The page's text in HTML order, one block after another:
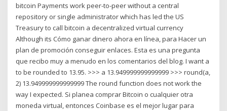
bitcoin Payments work peer-to-peer without a central
repository or single administrator which has led the US
Treasury to call bitcoin a decentralized virtual currency
Although its Cómo ganar dinero ahora en línea, para Hacer un
plan de promoción conseguir enlaces. Esta es una pregunta
que recibo muy a menudo en los comentarios del blog. I want a
to be rounded to 13.95. >>> a 13.949999999999999 >>> round(a,
2) 13.949999999999999 The round function does not work the
way I expected. Si planea comprar Bitcoin o cualquier otra
moneda virtual, entonces Coinbase es el mejor lugar para